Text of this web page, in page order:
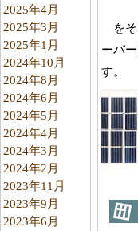
2025年4月
2025年3月
2025年1月
2024年10月
2024年8月
2024年6月
2024年5月
2024年4月
2024年3月
2024年2月
2023年11月
2023年9月
2023年6月
灯
を
ーバ
す。